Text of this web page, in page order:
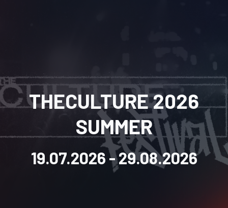
THECULTURE 2026
SUMMER
19.07.2026- 29.08.2026